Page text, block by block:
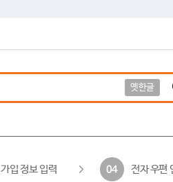
옛한글
가입 정보 입력 04 전자 우편